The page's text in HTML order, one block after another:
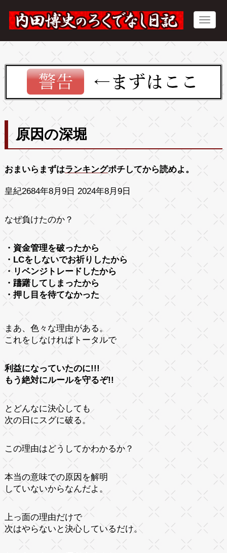
原因の深堀
おまいらまずはランキングポチしてから読めよ。
皇紀2684年8月9日 2024年8月9日
なぜ負けたのか？
・資金管理を破ったから
・LCをしないでお祈りしたから
・リベンジトレードしたから
・躊躇してしまったから
・押し目を待てなかった
まあ、色々な理由がある。
これをしなければトータルで
利益になっていたのに!!!
もう絶対にルールを守るぞ!!
とどんなに決心しても
次の日にスグに破る。
この理由はどうしてかわかるか？
本当の意味での原因を解明
していないからなんだよ。
上っ面の理由だけで
次はやらないと決心しているだけ。